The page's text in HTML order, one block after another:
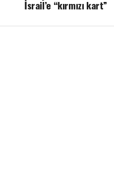
İsrail’e “kırmızı kart”